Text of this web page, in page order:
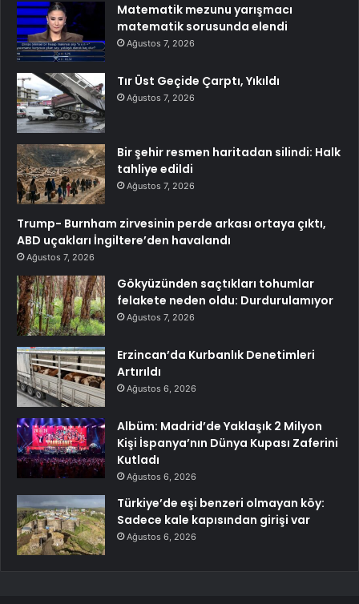
Matematik mezunu yarışmacı
matematik sorusunda elendi
Ağustos 7, 2026
Tır Üst Geçide Çarptı, Yıkıldı
Ağustos 7, 2026
Bir şehir resmen haritadan silindi: Halk
tahliye edildi
Ağustos 7, 2026
Trump- Burnham zirvesinin perde arkası ortaya çıktı,
ABD uçakları İngiltere’den havalandı
Ağustos 7, 2026
Gökyüzünden saçtıkları tohumlar
felakete neden oldu: Durdurulamıyor
Ağustos 7, 2026
Erzincan’da Kurbanlık Denetimleri
Artırıldı
Ağustos 6, 2026
Albüm: Madrid’de Yaklaşık 2 Milyon
Kişi İspanya’nın Dünya Kupası Zaferini
Kutladı
Ağustos 6, 2026
Türkiye’de eşi benzeri olmayan köy:
Sadece kale kapısından girişi var
Ağustos 6, 2026